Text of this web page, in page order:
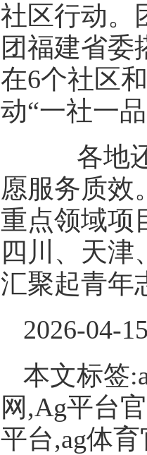
社区行动。
团福建省委
在6个社区
动“一社一
各地还
愿服务质效
重点领域项
四川、天津
汇聚起青年
2026-04-
本文标签
网,Ag平台
平台,ag体